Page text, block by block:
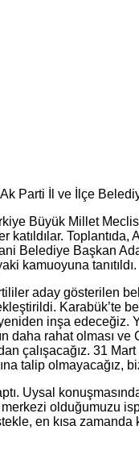
Parti İl ve İlçe
Büyük Millet
Belediye Başkan
kamuoyuna tanıtıldı.
aday gösterilen
Karabük’te
inşa
daha rahat olması ve
çalışacağız. 31
talip olmayacağız,
Uysal
merkezi olduğumuzu
en kısa zamanda